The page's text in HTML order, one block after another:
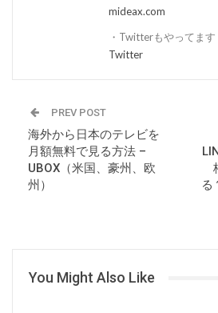
mideax.com
・Twitterもやってます
Twitter
PREV POST
海外から日本のテレビを
月額無料で見る方法 –
UBOX（米国、豪州、欧
州）
る
You Might Also Like